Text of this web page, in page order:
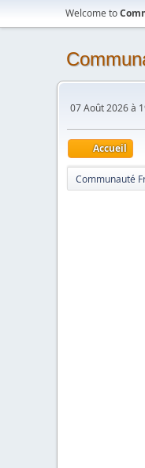
Welcome to
07 Août 2026 à
Accueil
Communauté